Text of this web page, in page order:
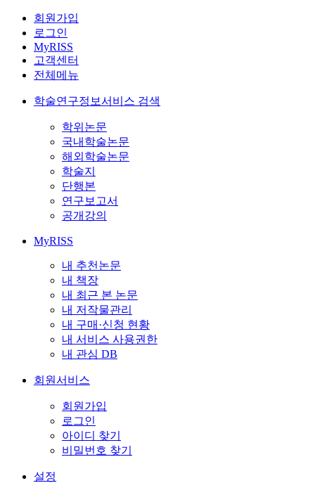
회원가입
로그인
MyRISS
고객센터
전체메뉴
학술연구정보서비스 검색
학위논문
국내학술논문
해외학술논문
학술지
단행본
연구보고서
공개강의
MyRISS
내 추천논문
내 책장
내 최근 본 논문
내 저작물관리
내 구매·신청 현황
내 서비스 사용권한
내 관심 DB
회원서비스
회원가입
로그인
아이디 찾기
비밀번호 찾기
설정